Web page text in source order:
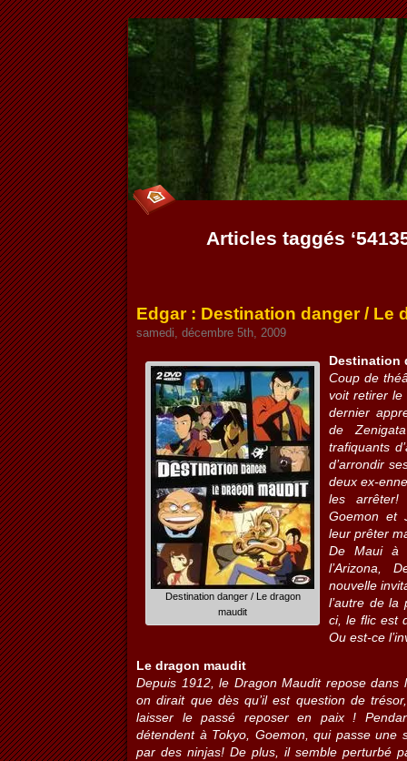
Articles taggés
Edgar : Destination danger / Le
samedi, décembre 5th, 2009
Destination danger / Le dragon
maudit
Destination
Coup de
voit retirer le
dernier
de
trafiquants
d’arrondir
deux ex-
les arrêter!
Goemon et
leur prêter
De Maui à
l’Arizona,
nouvelle
l’autre de la
ci, le flic est
Ou est-ce
Le dragon maudit
Depuis 1912, le Dragon Maudit repose dans
on dirait que dès qu’il est question de
laisser le passé reposer en paix !
détendent à Tokyo, Goemon, qui passe une
par des ninjas! De plus, il semble perturbé